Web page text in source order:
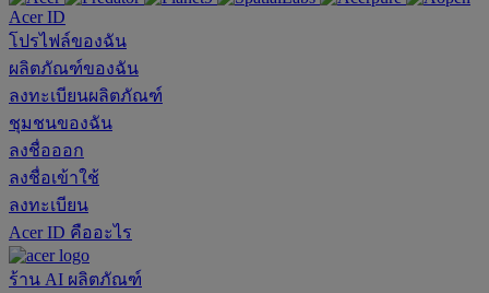
Acer ID
โปรไฟล์ของฉัน
ผลิตภัณฑ์ของฉัน
ลงทะเบียนผลิตภัณฑ์
ชุมชนของฉัน
ลงชื่อออก
ลงชื่อเข้าใช้
ลงทะเบียน
Acer ID คืออะไร
ร้าน AI ผลิตภัณฑ์